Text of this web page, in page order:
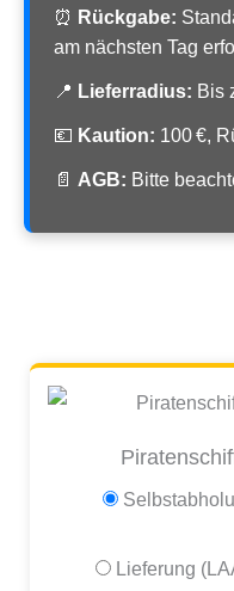
⏰ Rückgabe:
am nächsten Tag
📍 Lieferradius: Bis
💶 Kaution: 100 €,
📄 AGB: Bitte
Lieferung